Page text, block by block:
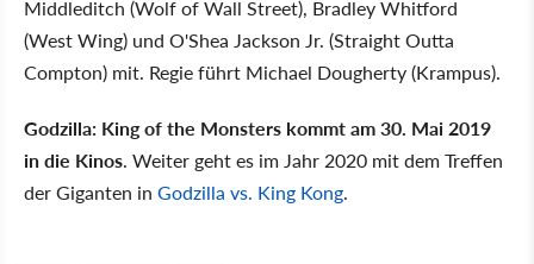
Middleditch (Wolf of Wall Street), Bradley Whitford
(West Wing) und O'Shea Jackson Jr. (Straight Outta
Compton) mit. Regie führt Michael Dougherty (Krampus).
Godzilla: King of the Monsters kommt am 30. Mai 2019
in die Kinos. Weiter geht es im Jahr 2020 mit dem Treffen
der Giganten in Godzilla vs. King Kong.